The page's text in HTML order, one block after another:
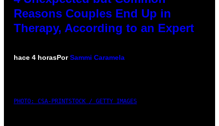
Reasons Couples End Up in
Therapy, According to an Expert
hace 4 horasPorSammi Caramela
PHOTO: CSA-PRINTSTOCK / GETTY IMAGES